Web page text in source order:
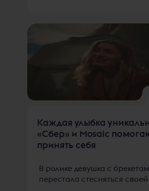
Каждая улыбка
«Сбер» и Mosaic
принять себя
В ролике девушка с
перестала стесняться